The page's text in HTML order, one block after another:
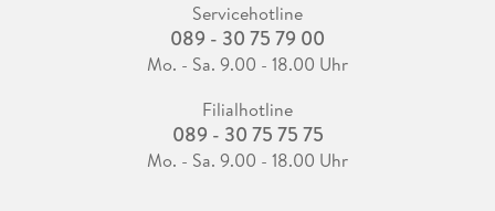
Servicehotline
089 - 30 75 79 00
Mo. - Sa. 9.00 - 18.00 Uhr
Filialhotline
089 - 30 75 75 75
Mo. - Sa. 9.00 - 18.00 Uhr